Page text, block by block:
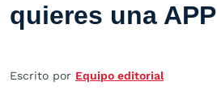
quieres una
Escrito por Equipo editorial